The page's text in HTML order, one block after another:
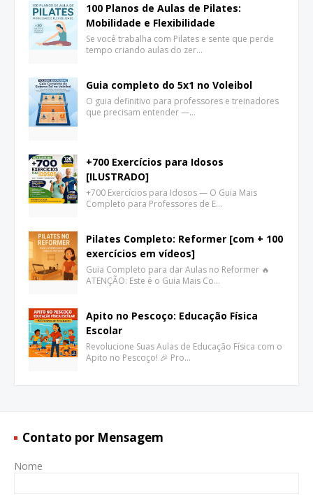
100 Planos de Aulas de Pilates:
Mobilidade e Flexibilidade
Se você trabalha com Pilates e sente que perde
tempo criando aulas do zer…
Guia completo do 5x1 no Voleibol
O guia definitivo para professores e treinadores
que precisam entender —…
+700 Exercícios para Idosos
[ILUSTRADO]
+700 Exercícios para Idosos — O Guia Mais
Completo para Professores de E…
Pilates Completo: Reformer [com + 100
exercícios em vídeos]
Guia Completo para dar Aulas no Reformer 🔥
ATENÇÃO: Este é o Guia Mais Co…
Apito no Pescoço: Educação Física
Escolar
Revolucione Suas Aulas de Educação Física com o
Apito no Pescoço! 🎉 Pro…
Contato por Mensagem
Nome